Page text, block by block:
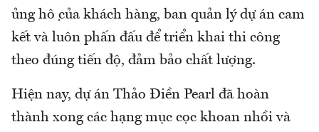
ủng hộ của khách hàng, ban quản lý dự án cam
kết và luôn phấn đấu để triển khai thi công
theo đúng tiến độ, đảm bảo chất lượng.
Hiện nay, dự án Thảo Điền Pearl đã hoàn
thành xong các hạng mục cọc khoan nhồi và